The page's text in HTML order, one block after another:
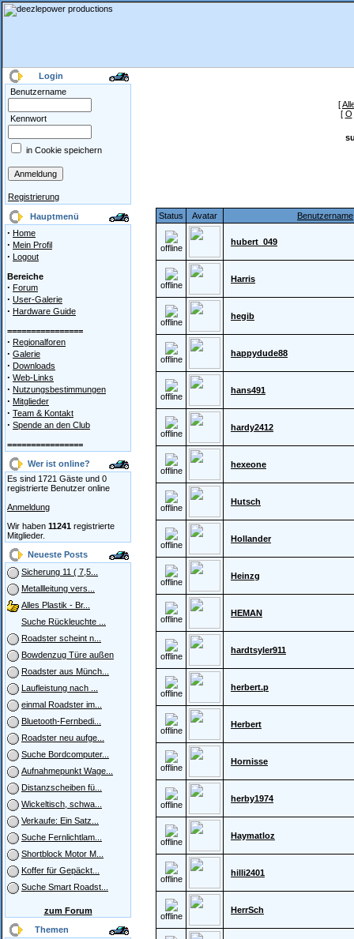
Login
Benutzername
Kennwort
in Cookie speichern
Registrierung
Hauptmenü
· Home
· Mein Profil
· Logout
Bereiche
· Forum
· User-Galerie
· Hardware Guide
================
· Regionalforen
· Galerie
· Downloads
· Web-Links
· Nutzungsbestimmungen
· Mitglieder
· Team & Kontakt
· Spende an den Club
================
Wer ist online?
Es sind 1721 Gäste und 0
registrierte Benutzer online
Anmeldung
Wir haben 11241 registrierte
Mitglieder.
Neueste Posts
Sicherung 11 ( 7,5...
Metallleitung vers...
Alles Plastik - Br...
Suche Rückleuchte ...
Roadster scheint n...
Bowdenzug Türe außen
Roadster aus Münch...
Laufleistung nach ...
einmal Roadster im...
Bluetooth-Fernbedi...
Roadster neu aufge...
Suche Bordcomputer...
Aufnahmepunkt Wage...
Distanzscheiben fü...
Wickeltisch, schwa...
Verkaufe: Ein Satz...
Suche Fernlichtlam...
Shortblock Motor M...
Koffer für Gepäckt...
Suche Smart Roadst...
zum Forum
Themen
[
[ O
Status Avatar Benutzername
offline
hubert_049
offline
Harris
offline
hegib
offline
happydude88
offline
hans491
offline
hardy2412
offline
hexeone
offline
Hutsch
offline
Hollander
offline
Heinzg
offline
HEMAN
offline
hardtsyler911
offline
herbert.p
offline
Herbert
offline
Hornisse
offline
herby1974
offline
Haymatloz
offline
hilli2401
offline
HerrSch